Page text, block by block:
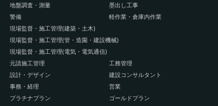
地盤調査・測量
墨出し工事
警備
軽作業・倉庫内作業
現場監督・施工管理(建築・土木)
現場監督・施工管理(管・造園・建設機械)
現場監督・施工管理(電気・電気通信)
元請施工管理
工務管理
設計・デザイン
建設コンサルタント
事務・経理
営業
プラチナプラン
ゴールドプラン